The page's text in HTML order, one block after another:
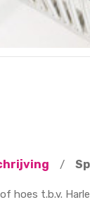
/
hoes t.b.v.